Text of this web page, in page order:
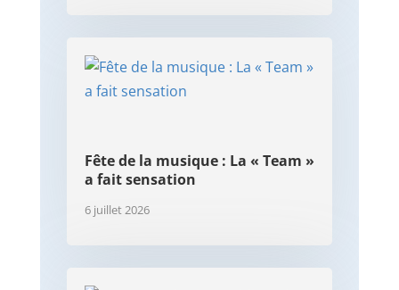
Fête de la musique : La « Team »
a fait sensation
6 juillet 2026